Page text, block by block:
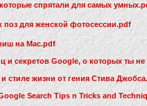
спрятали для самых
поз для женской фотосессии.pdf
на Mac.pdf
и секретов Google, о которых ты не
и стиле жизни от гения Стива
Search Tips n Tricks and